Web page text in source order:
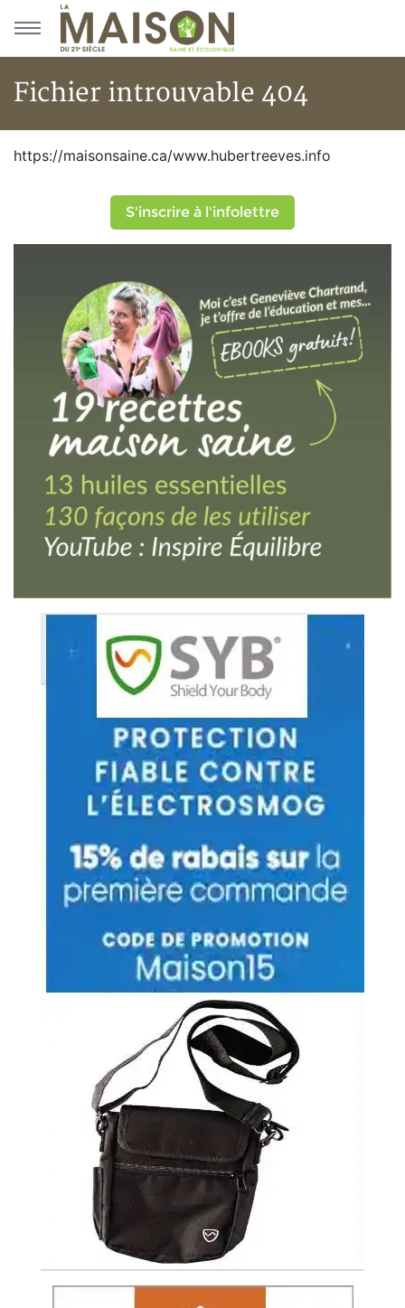
Aller au menu principal
Aller au contenu principal
Fichier introuvable 404
Fichier introuvable 404
https://maisonsaine.ca/www.hubertreeves.info
S'inscrire à l'infolettre